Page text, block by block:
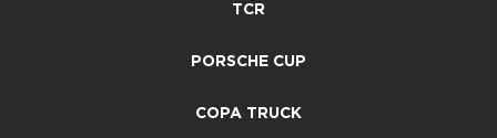
TCR
PORSCHE CUP
COPA TRUCK